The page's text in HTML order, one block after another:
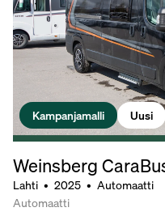
Kampanjamalli Uusi
Weinsberg
Lahti • 2025 • Automaatti
Automaatti